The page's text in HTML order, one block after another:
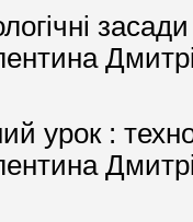
засади
урок :